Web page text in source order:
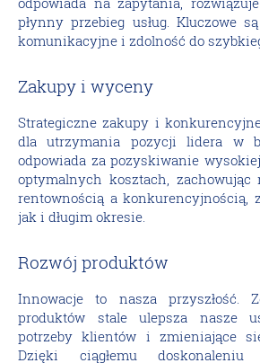
płynny przebieg usług. Kluczowe
komunikacyjne i zdolność do
Zakupy i wyceny
Strategiczne zakupy i
dla utrzymania pozycji lidera w
odpowiada za pozyskiwanie
optymalnych kosztach, zachowując
rentownością a konkurencyjnością,
jak i długim okresie.
Rozwój produktów
Innowacje to nasza przyszłość.
produktów stale ulepsza nasze
potrzeby klientów i zmieniające
Dzięki ciągłemu